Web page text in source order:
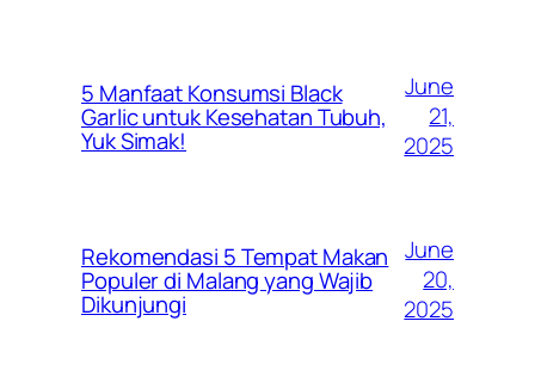
5 Manfaat Konsumsi Black
Garlic untuk Kesehatan Tubuh,
Yuk Simak!
June
21,
2025
Rekomendasi 5 Tempat Makan
Populer di Malang yang Wajib
Dikunjungi
June
20,
2025